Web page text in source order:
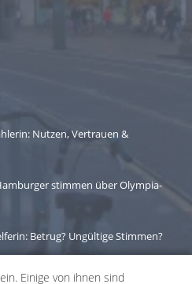
Nutzen, Vertrauen &
stimmen über Olympia-
Betrug? Ungültige Stimmen?
Einige von ihnen sind